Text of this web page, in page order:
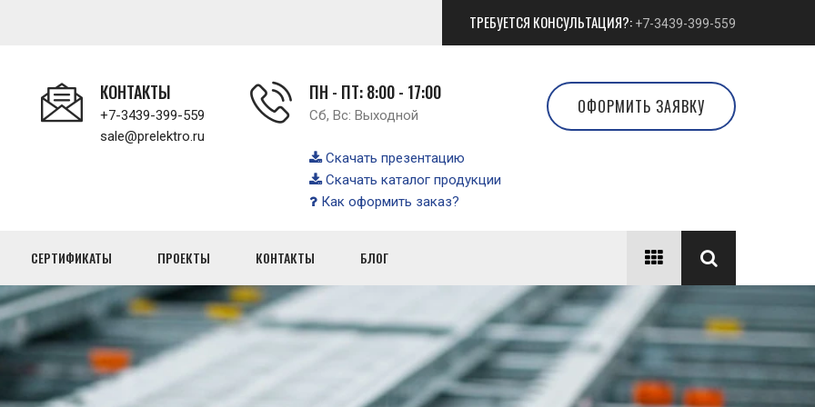
ТРЕБУЕТСЯ КОНСУЛЬТАЦИЯ?: +7-3439-399-559
КОНТАКТЫ
+7-3439-399-559
sale@prelektro.ru
ПН - ПТ: 8:00 - 17:00
Сб, Вс: Выходной
Скачать презентацию
Скачать каталог продукции
Как оформить заказ?
ОФОРМИТЬ ЗАЯВКУ
СЕРТИФИКАТЫ ПРОЕКТЫ КОНТАКТЫ БЛОГ